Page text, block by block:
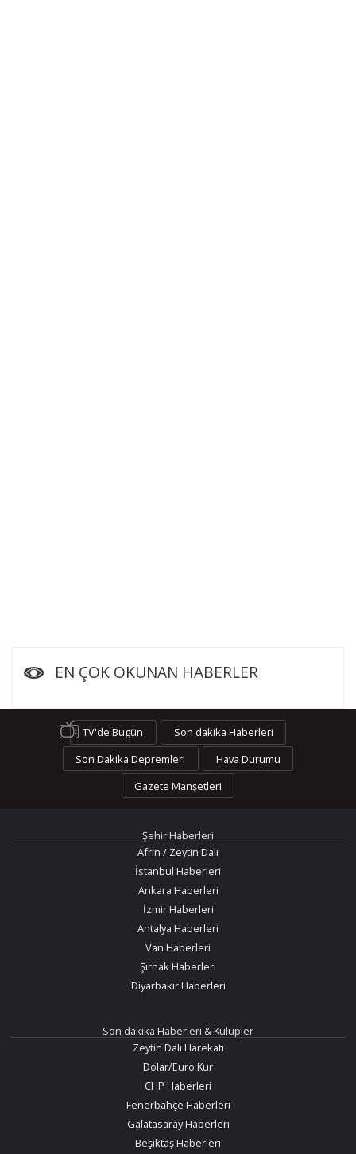
EN ÇOK OKUNAN HABERLER
TV'de Bugün
Son dakika Haberleri
Son Dakika Depremleri
Hava Durumu
Gazete Manşetleri
Şehir Haberleri
Afrin / Zeytin Dalı
İstanbul Haberleri
Ankara Haberleri
İzmir Haberleri
Antalya Haberleri
Van Haberleri
Şırnak Haberleri
Diyarbakır Haberleri
Son dakika Haberleri & Kulüpler
Zeytin Dalı Harekatı
Dolar/Euro Kur
CHP Haberleri
Fenerbahçe Haberleri
Galatasaray Haberleri
Beşiktaş Haberleri